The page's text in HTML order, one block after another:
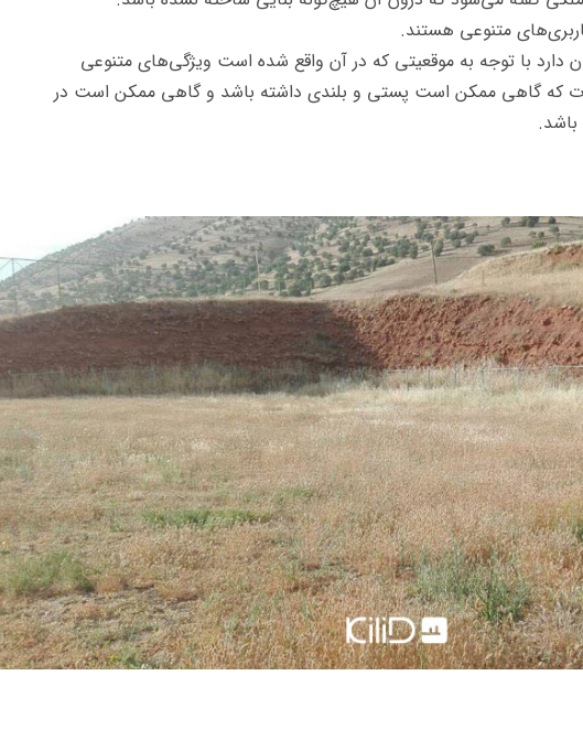
متنوعی هستند.
دارد با توجه به موقعیتی که در آن واقع شده است ویژگی‌های متنوعی
که گاهی ممکن است پستی و بلندی داشته باشد و گاهی ممکن است در
باشد.